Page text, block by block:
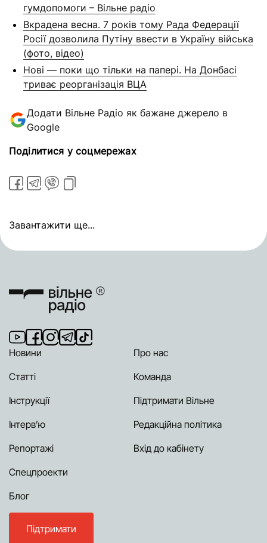
гумдопомоги – Вільне радіо
Вкрадена весна. 7 років тому Рада Федерації
Росії дозволила Путіну ввести в Україну війська
(фото, відео)
Нові — поки що тільки на папері. На Донбасі
триває реорганізація ВЦА
Додати Вільне Радіо як бажане джерело в
Google
Поділитися у соцмережах
Завантажити ще...
Новини
Статті
Інструкції
Інтерв’ю
Репортажі
Спецпроекти
Блог
Про нас
Команда
Підтримати Вільне
Редакційна політика
Вхід до кабінету
Підтримати